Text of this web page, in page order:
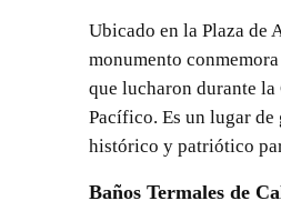
Ubicado en la Plaza de
monumento
que lucharon durante la
Pacífico. Es un lugar
histórico y patriótico
Baños Termales de